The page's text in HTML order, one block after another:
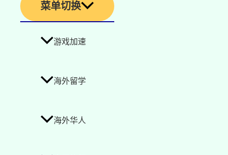
菜单切换
游戏加速
海外留学
海外华人